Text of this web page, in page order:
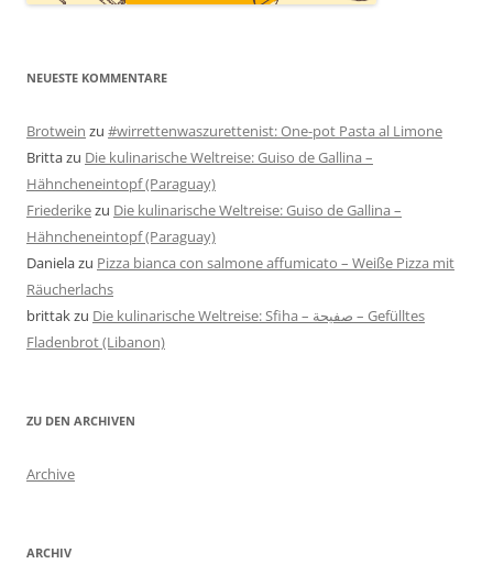
NEUESTE KOMMENTARE
Brotwein zu #wirrettenwaszurettenist: One-pot Pasta al Limone
Brittazu Die kulinarische Weltreise: Guiso de Gallina –
Hähncheneintopf (Paraguay)
Friederikezu Die kulinarische Weltreise: Guiso de Gallina –
Hähncheneintopf (Paraguay)
Danielazu Pizza bianca con salmone affumicato – Weiße Pizza mit
Räucherlachs
brittakzu Die kulinarische Weltreise: Sfiha – صفيحة – Gefülltes
Fladenbrot (Libanon)
ZU DEN ARCHIVEN
Archive
ARCHIV